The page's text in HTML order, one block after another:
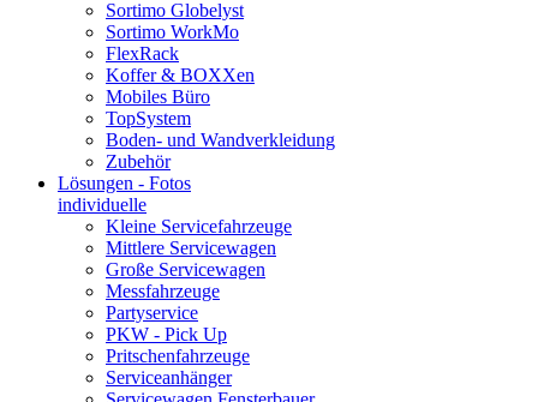
Sortimo Globelyst
Sortimo WorkMo
FlexRack
Koffer & BOXXen
Mobiles Büro
TopSystem
Boden- und Wandverkleidung
Zubehör
Lösungen - Fotos
individuelle
Kleine Servicefahrzeuge
Mittlere Servicewagen
Große Servicewagen
Messfahrzeuge
Partyservice
PKW - Pick Up
Pritschenfahrzeuge
Serviceanhänger